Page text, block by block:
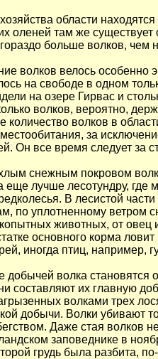
области
оленей там же существует
больше волков, чем
волков велось особенно
на свободе в одном
на озере Гирвас и
волков, вероятно,
волков в
за
Он все время следует за
снежным покровом
еще лучше лесотундру, где
В лесистой
по уплотненному ветром
животных, от овец
основного корма
иногда птиц, например,
волка становятся
составляют их главную
волками трех
добычи. Волки убивают
Даже стая волков
заповеднике в
грудь была разбита,